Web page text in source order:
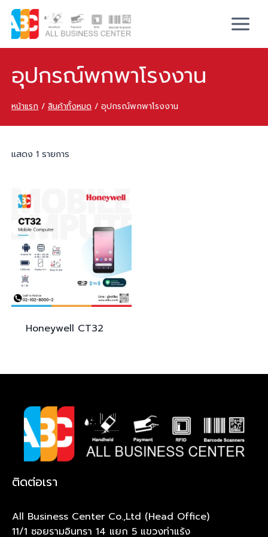
อุปกรณ์พกพาโรงงาน
หน้าแรก / สินค้าทั้งหมด / อุปกรณ์พกพาโรงงาน
แสดง 1 รายการ
Honeywell CT32
ติดต่อเรา
All Business Center Co.,Ltd (Head Office)
11/1 ซอยรามอินทรา 14 แยก 5 แขวงท่าแร้ง